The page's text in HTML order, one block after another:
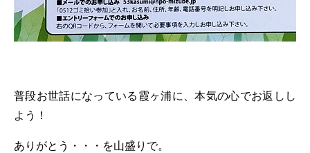
普段お世話になっている霞ヶ浦に、本気の心でお返しし
よう！
ありがとう・・・を山盛りで。